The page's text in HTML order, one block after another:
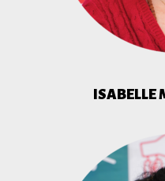
ISABELLE